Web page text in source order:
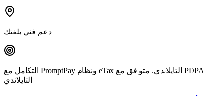
دعم فني بلغتك
التكامل مع PromptPay ونظام eTax التايلاندي. متوافق مع PDPA
التايلاندي